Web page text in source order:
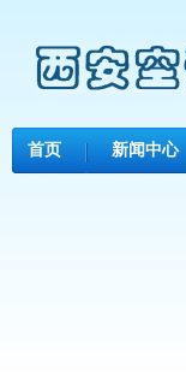
首页 新闻中心